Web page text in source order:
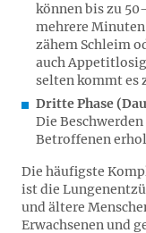
können bis zu
mehrere
zähem Schleim
auch
selten kommt es
Dritte Phase
Die
Betroffenen
Die häufigste
ist die
und ältere
Erwachsenen und